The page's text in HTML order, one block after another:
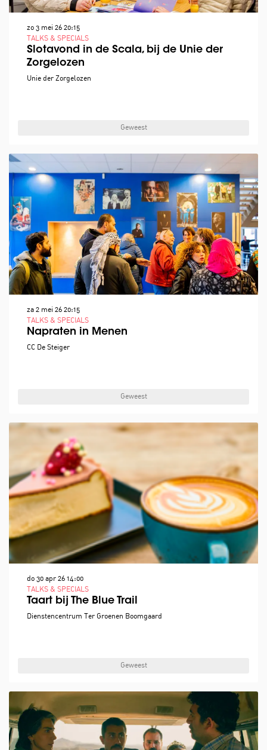
Slotavond in de Scala, bij de Unie der
Zorgelozen
TALKS & SPECIALS
zo 3 mei 26 20:15
Unie der Zorgelozen
Geweest
Napraten in Menen
TALKS & SPECIALS
za 2 mei 26 20:15
CC De Steiger
Geweest
Taart bij The Blue Trail
TALKS & SPECIALS
do 30 apr 26 14:00
Dienstencentrum Ter Groenen Boomgaard
Geweest